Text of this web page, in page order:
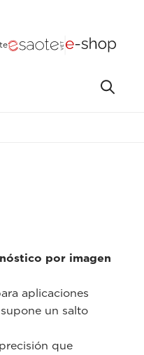
por imagen
aplicaciones
un salto
que